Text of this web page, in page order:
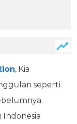
, Kia
seperti
Indonesia